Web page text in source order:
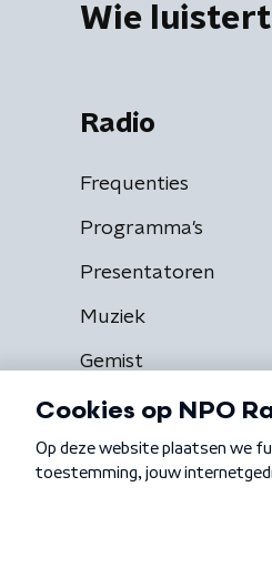
Wie luistert
Radio
Frequenties
Programma's
Presentatoren
Muziek
Gemist
Algemene voorwaarden